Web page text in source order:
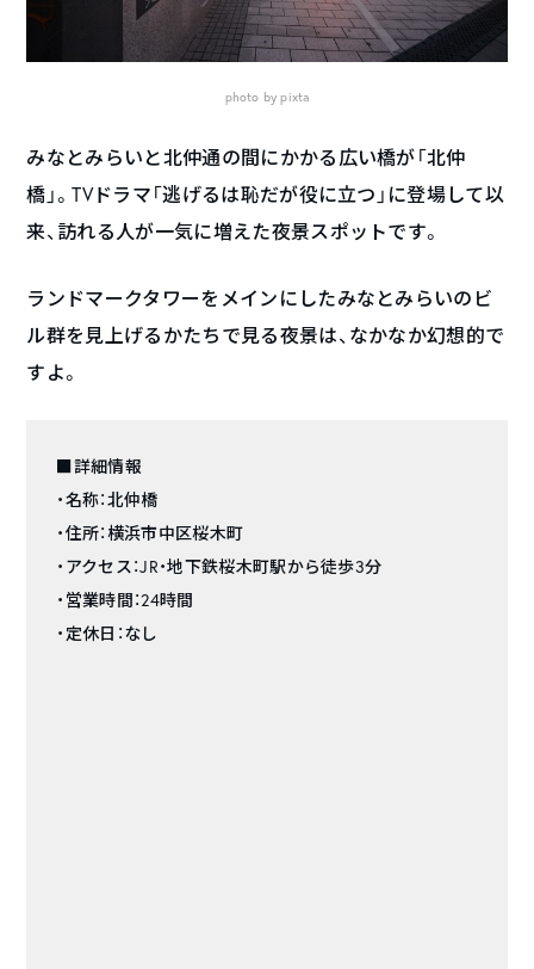
photo by pixta
みなとみらいと北仲通の間にかかる広い橋が「北仲
橋」。TVドラマ「逃げるは恥だが役に立つ」に登場して以
来、訪れる人が一気に増えた夜景スポットです。
ランドマークタワーをメインにしたみなとみらいのビ
ル群を見上げるかたちで見る夜景は、なかなか幻想的で
すよ。
■詳細情報
・名称：北仲橋
・住所：横浜市中区桜木町
・アクセス：JR・地下鉄桜木町駅から徒歩3分
・営業時間：24時間
・定休日：なし